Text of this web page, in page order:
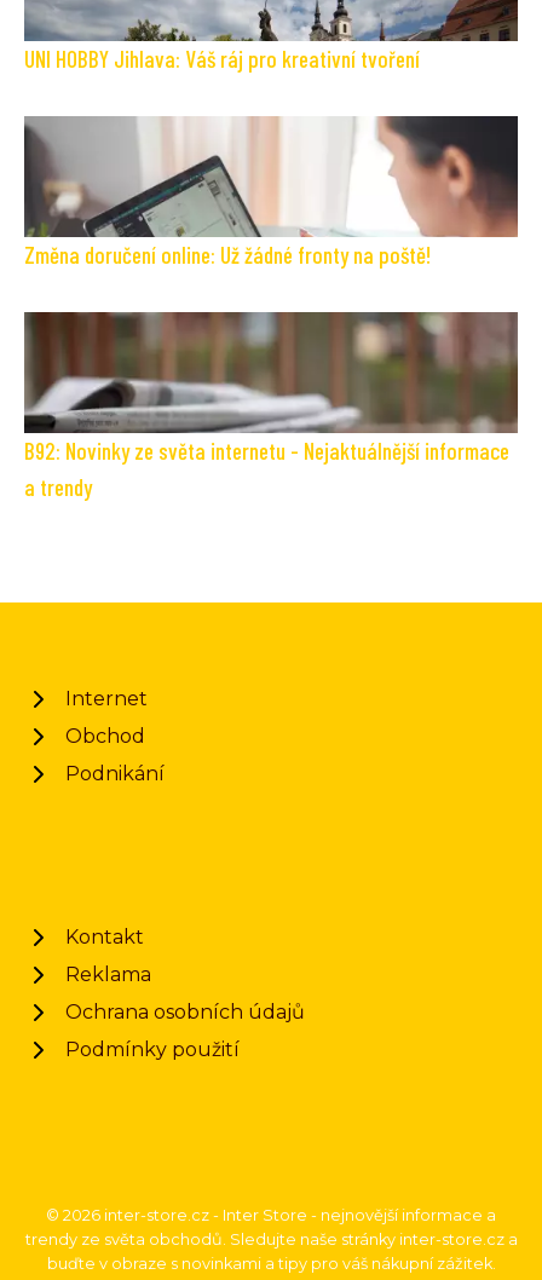
UNI HOBBY Jihlava: Váš ráj pro kreativní tvoření
Změna doručení online: Už žádné fronty na poště!
B92: Novinky ze světa internetu - Nejaktuálnější informace
a trendy
Internet
Obchod
Podnikání
Kontakt
Reklama
Ochrana osobních údajů
Podmínky použití
© 2026 inter-store.cz - Inter Store - nejnovější informace a
trendy ze světa obchodů. Sledujte naše stránky inter-store.cz a
buďte v obraze s novinkami a tipy pro váš nákupní zážitek.